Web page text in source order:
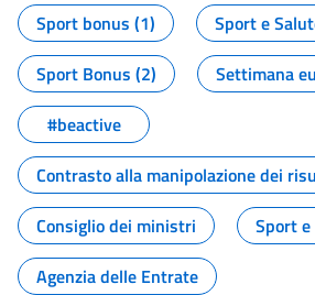
Sport bonus (1)
Sport e
Sport Bonus (2)
Settimana
#beactive
Contrasto alla manipolazione dei
Consiglio dei ministri
Sport
Agenzia delle Entrate